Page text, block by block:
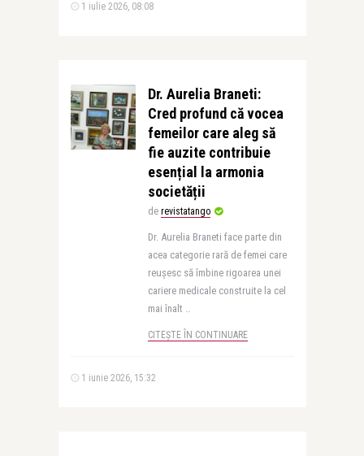
1 iulie 2026, 08:08
Dr. Aurelia Braneti:
Cred profund că vocea
femeilor care aleg să
fie auzite contribuie
esențial la armonia
societății
de revistatango
Dr. Aurelia Braneti face parte din
acea categorie rară de femei care
reușesc să îmbine rigoarea unei
cariere medicale construite la cel
mai înalt ..
CITEȘTE ÎN CONTINUARE
1 iunie 2026, 15:32